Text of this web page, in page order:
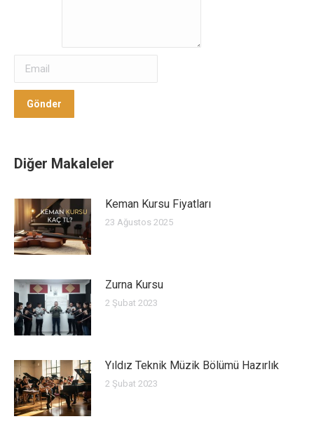
Gönder
Gönder
Diğer Makaleler
Keman Kursu Fiyatları
23 Ağustos 2025
Zurna Kursu
2 Şubat 2023
Yıldız Teknik Müzik Bölümü Hazırlık
2 Şubat 2023